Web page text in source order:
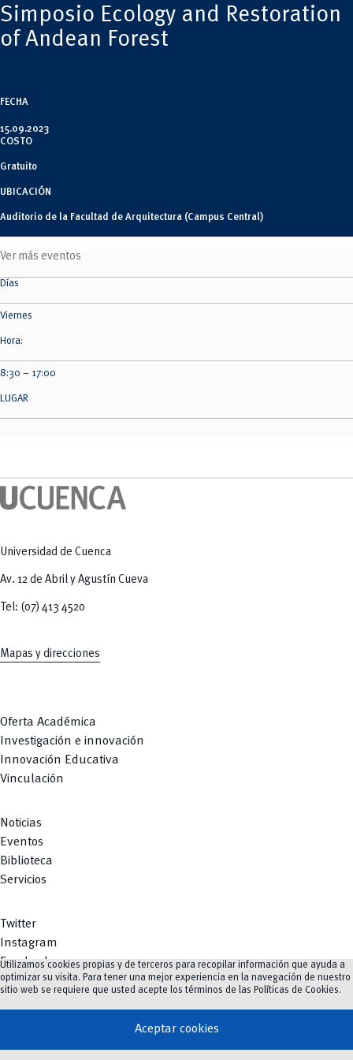
y Agropecuarias
MOVERU
Posgrados
Radio Universitaria
Salud
Simposio Ecology and Restoration
of Andean Forest
FECHA
15.09.2023
COSTO
Gratuito
UBICACIÓN
Auditorio de la Facultad de Arquitectura (Campus Central)
Ver más eventos
Días
Viernes
Hora:
8:30 – 17:00
LUGAR
Universidad de Cuenca
Av. 12 de Abril y Agustín Cueva
Tel: (07) 413 4520
Mapas y direcciones
Oferta Académica
Investigación e innovación
Innovación Educativa
Vinculación
Noticias
Eventos
Biblioteca
Servicios
Twitter
Instagram
Facebook
Youtube
vertical_align_top
Utilizamos cookies propias y de terceros para recopilar información que ayuda a
optimizar su visita. Para tener una mejor experiencia en la navegación de nuestro
sitio web se requiere que usted acepte los términos de las Políticas de Cookies.
Aceptar cookies